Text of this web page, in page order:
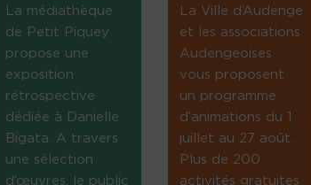
La médiathèque
de Petit Piquey
propose une
exposition
rétrospective
dédiée à Danielle
Bigata. A travers
une sélection
d’œuvres, le public
La Ville d’Audenge
et les associations
Audengeoises
vous proposent
un programme
d’animations du 1
juillet au 27 août.
Plus de 200
activités gratuites